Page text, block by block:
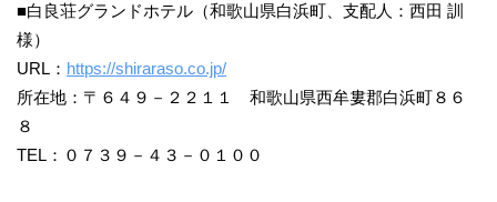
■白良荘グランドホテル（和歌山県白浜町、支配人：西田 訓
様）
URL： https://shiraraso.co.jp/
所在地：〒６４９－２２１１ 和歌山県西牟婁郡白浜町８６
８
TEL：０７３９－４３－０１００